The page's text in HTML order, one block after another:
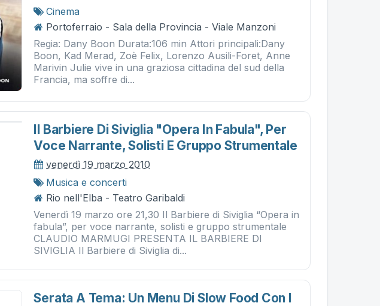
Cinema
Portoferraio - Sala della Provincia - Viale Manzoni
Regia: Dany Boon Durata:106 min Attori principali:Dany
Boon, Kad Merad, Zoè Felix, Lorenzo Ausili-Foret, Anne
Marivin Julie vive in una graziosa cittadina del sud della
Francia, ma soffre di...
Il Barbiere Di Siviglia "opera In Fabula", Per
Voce Narrante, Solisti E Gruppo Strumentale
venerdì 19 marzo 2010
Musica e concerti
Rio nell'Elba - Teatro Garibaldi
Venerdì 19 marzo ore 21,30 Il Barbiere di Siviglia “Opera in
fabula”, per voce narrante, solisti e gruppo strumentale
CLAUDIO MARMUGI PRESENTA IL BARBIERE DI
SIVIGLIA Il Barbiere di Siviglia di...
Serata A Tema: Un Menu Di Slow Food Con I